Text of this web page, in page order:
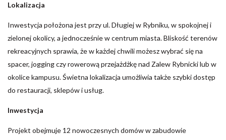
Lokalizacja
Inwestycja położona jest przy ul. Długiej w Rybniku, w spokojnej i
zielonej okolicy, a jednocześnie w centrum miasta. Bliskość terenów
rekreacyjnych sprawia, że w każdej chwili możesz wybrać się na
spacer, jogging czy rowerową przejażdżkę nad Zalew Rybnicki lub w
okolice kampusu. Świetna lokalizacja umożliwia także szybki dostęp
do restauracji, sklepów i usług.
Inwestycja
Projekt obejmuje 12 nowoczesnych domów w zabudowie